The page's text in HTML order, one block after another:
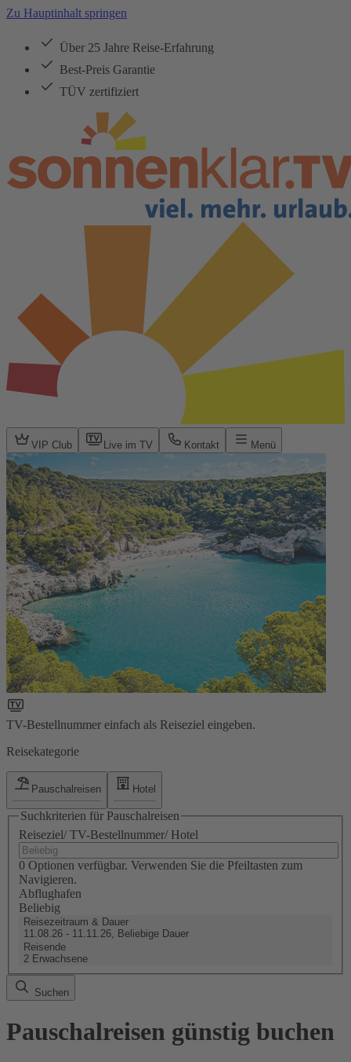
Zu Hauptinhalt springen
Über 25 Jahre Reise-Erfahrung
Best-Preis Garantie
TÜV zertifiziert
VIP Club Live im TV Kontakt Menü
TV-Bestellnummer einfach als Reiseziel eingeben.
Reisekategorie
Pauschalreisen Hotel
Suchkriterien für Pauschalreisen
Reiseziel/ TV-Bestellnummer/ Hotel
0 Optionen verfügbar. Verwenden Sie die Pfeiltasten zum
Navigieren.
Abflughafen
Beliebig
Reisezeitraum & Dauer
11.08.26 - 11.11.26, Beliebige Dauer
Reisende
2 Erwachsene
Suchen
Pauschalreisen günstig buchen